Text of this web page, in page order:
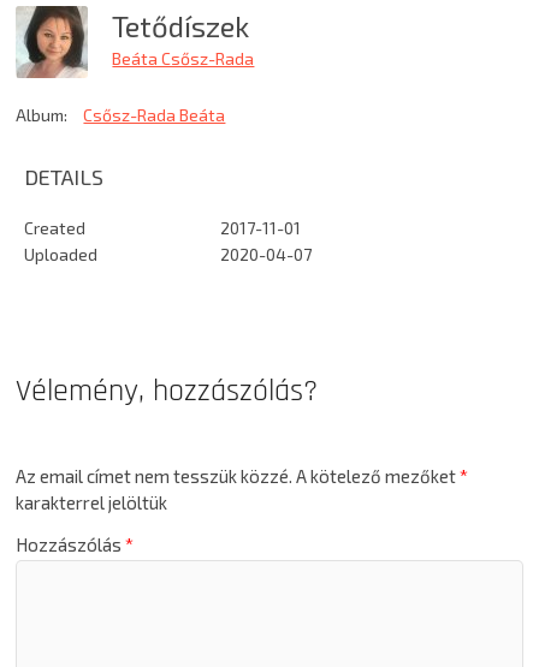
Tetődíszek
Beáta Csősz-Rada
Album: Csősz-Rada Beáta
DETAILS
Created
2017-11-01
Uploaded
2020-04-07
Vélemény, hozzászólás?
Az email címet nem tesszük közzé. A kötelező mezőket*
karakterrel jelöltük
Hozzászólás*